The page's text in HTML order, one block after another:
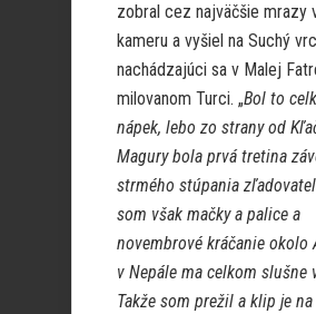
zobral cez najväčšie mrazy
kameru a vyšiel na Suchý
nachádzajúci sa v Malej
milovanom Turci. „Bol to
nápek, lebo zo strany od
Magury bola prvá tretina
strmého stúpania
som však mačky a palice a
novembrové kráčanie okolo
v Nepále ma celkom slušne
Takže som prežil a klip je na